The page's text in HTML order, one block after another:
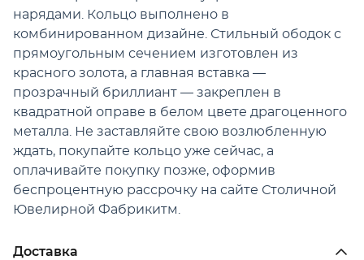
нарядами. Кольцо выполнено в
комбинированном дизайне. Стильный ободок с
прямоугольным сечением изготовлен из
красного золота, а главная вставка —
прозрачный бриллиант — закреплен в
квадратной оправе в белом цвете драгоценного
металла. Не заставляйте свою возлюбленную
ждать, покупайте кольцо уже сейчас, а
оплачивайте покупку позже, оформив
беспроцентную рассрочку на сайте Столичной
Ювелирной Фабрикитм.
Доставка